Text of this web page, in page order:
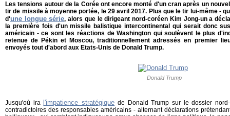
Les tensions autour de la Corée ont encore monté d'un cran après un
tir de missile à moyenne portée, le 29 avril 2017. Plus que le tir lui-même -
d'une longue série, alors que le dirigeant nord-coréen Kim Jong-un a
la première fois d'un missile balistique intercontinental qui serait donc
américain - ce sont les réactions de Washington qui soulèvent le plus
retenue de Pékin et Moscou, traditionnellement adressés en premier
envoyés tout d'abord aux Etats-Unis de Donald Trump.
Donald Trump
Jusqu'où ira l'impatience stratégique de Donald Trump sur le dossier
contradictoires des responsables américains - alternant déclarations